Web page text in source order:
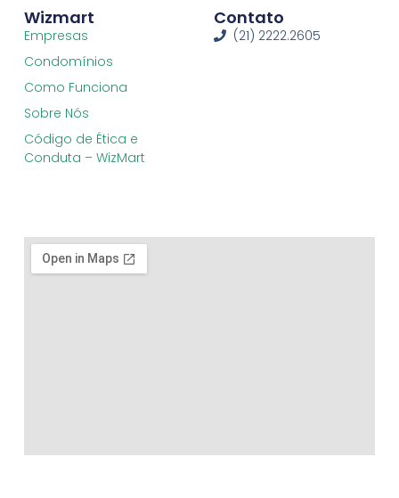
Wizmart
Empresas
Condomínios
Como Funciona
Sobre Nós
Código de Ética e
Conduta – WizMart
Contato
(21) 2222.2605